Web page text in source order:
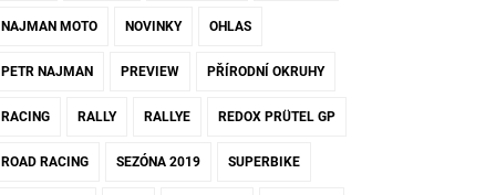
NAJMAN MOTO NOVINKY OHLAS
PETR NAJMAN PREVIEW PŘÍRODNÍ OKRUHY
RACING RALLY RALLYE REDOX PRÜTEL GP
ROAD RACING SEZÓNA 2019 SUPERBIKE